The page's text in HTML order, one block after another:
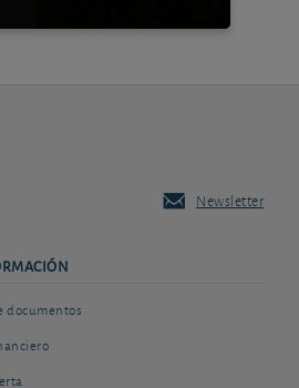
Newsletter
documentos